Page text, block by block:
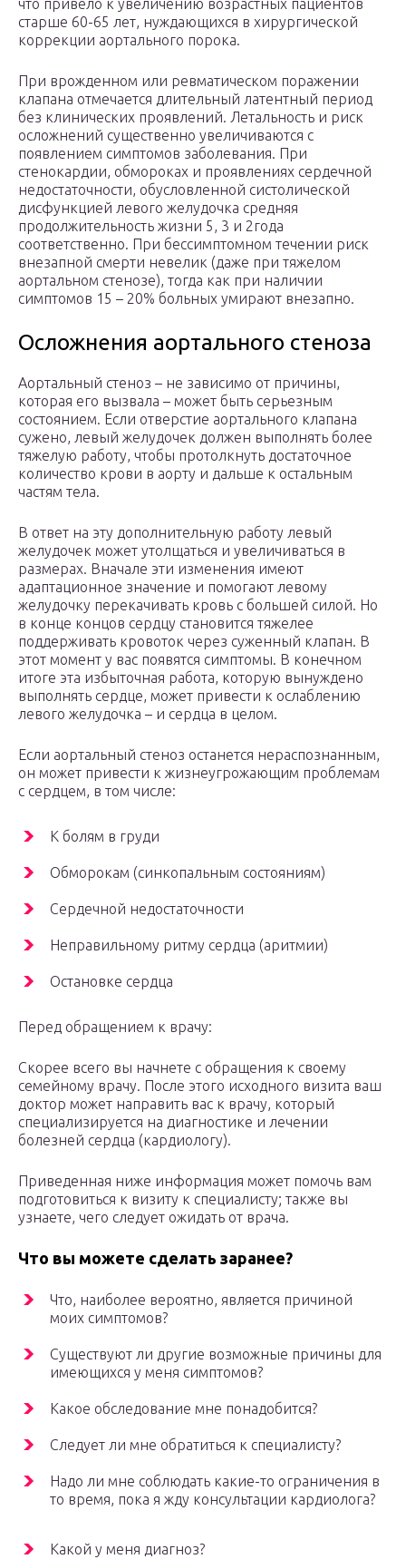
что привело к увеличению возрастных пациентов
старше 60-65 лет, нуждающихся в хирургической
коррекции аортального порока.
При врожденном или ревматическом поражении
клапана отмечается длительный латентный период
без клинических проявлений. Летальность и риск
осложнений существенно увеличиваются с
появлением симптомов заболевания. При
стенокардии, обмороках и проявлениях сердечной
недостаточности, обусловленной систолической
дисфункцией левого желудочка средняя
продолжительность жизни 5, 3 и 2года
соответственно. При бессимптомном течении риск
внезапной смерти невелик (даже при тяжелом
аортальном стенозе), тогда как при наличии
симптомов 15 – 20% больных умирают внезапно.
Осложнения аортального стеноза
Аортальный стеноз – не зависимо от причины,
которая его вызвала – может быть серьезным
состоянием. Если отверстие аортального клапана
сужено, левый желудочек должен выполнять более
тяжелую работу, чтобы протолкнуть достаточное
количество крови в аорту и дальше к остальным
частям тела.
В ответ на эту дополнительную работу левый
желудочек может утолщаться и увеличиваться в
размерах. Вначале эти изменения имеют
адаптационное значение и помогают левому
желудочку перекачивать кровь с большей силой. Но
в конце концов сердцу становится тяжелее
поддерживать кровоток через суженный клапан. В
этот момент у вас появятся симптомы. В конечном
итоге эта избыточная работа, которую вынуждено
выполнять сердце, может привести к ослаблению
левого желудочка – и сердца в целом.
Если аортальный стеноз останется нераспознанным,
он может привести к жизнеугрожающим проблемам
с сердцем, в том числе:
К болям в груди
Обморокам (синкопальным состояниям)
Сердечной недостаточности
Неправильному ритму сердца (аритмии)
Остановке сердца
Перед обращением к врачу:
Скорее всего вы начнете с обращения к своему
семейному врачу. После этого исходного визита ваш
доктор может направить вас к врачу, который
специализируется на диагностике и лечении
болезней сердца (кардиологу).
Приведенная ниже информация может помочь вам
подготовиться к визиту к специалисту; также вы
узнаете, чего следует ожидать от врача.
Что вы можете сделать заранее?
Что, наиболее вероятно, является причиной
моих симптомов?
Существуют ли другие возможные причины для
имеющихся у меня симптомов?
Какое обследование мне понадобится?
Следует ли мне обратиться к специалисту?
Надо ли мне соблюдать какие-то ограничения в
то время, пока я жду консультации кардиолога?
Какой у меня диагноз?